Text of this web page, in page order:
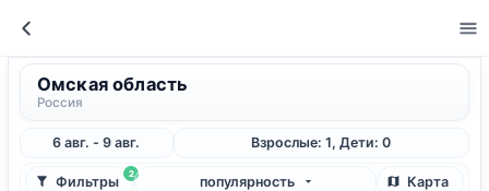
Омская область
Россия
6 авг. - 9 авг. Взрослые: 1, Дети: 0
2
Фильтры популярность Карта